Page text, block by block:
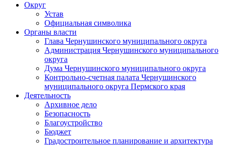
Округ
Устав
Официальная символика
Органы власти
Глава Чернушинского муниципального округа
Администрация Чернушинского муниципального
округа
Дума Чернушинского муниципального округа
Контрольно-счетная палата Чернушинского
муниципального округа Пермского края
Деятельность
Архивное дело
Безопасность
Благоустройство
Бюджет
Градостроительное планирование и архитектура